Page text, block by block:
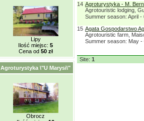
Lipy
Ilość miejsc: 5
Cena od 50 zł
Agroturystyka \"U Marysi\"
Obrocz
14 Agroturystyka - M.
Agrotouristic lodging,
Summer season: April -
15 Agata Gospodarstwo
Agrotouristic farm,
Summer season: May -
Site: 1